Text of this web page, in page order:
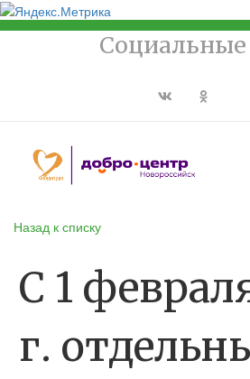
Социальные
Назад к списку
️С 1
г.